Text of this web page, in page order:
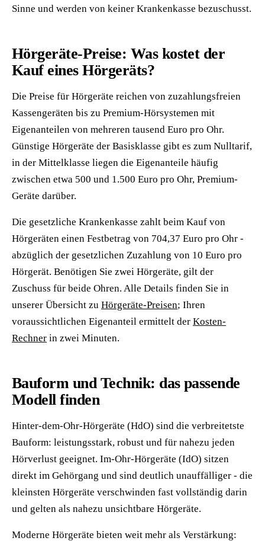
Sinne und werden von keiner Krankenkasse bezuschusst.
Hörgeräte-Preise: Was kostet der
Kauf eines Hörgeräts?
Die Preise für Hörgeräte reichen von zuzahlungsfreien
Kassengeräten bis zu Premium-Hörsystemen mit
Eigenanteilen von mehreren tausend Euro pro Ohr.
Günstige Hörgeräte der Basisklasse gibt es zum Nulltarif,
in der Mittelklasse liegen die Eigenanteile häufig
zwischen etwa 500 und 1.500 Euro pro Ohr, Premium-
Geräte darüber.
Die gesetzliche Krankenkasse zahlt beim Kauf von
Hörgeräten einen Festbetrag von 704,37 Euro pro Ohr -
abzüglich der gesetzlichen Zuzahlung von 10 Euro pro
Hörgerät. Benötigen Sie zwei Hörgeräte, gilt der
Zuschuss für beide Ohren. Alle Details finden Sie in
unserer Übersicht zu Hörgeräte-Preisen; Ihren
voraussichtlichen Eigenanteil ermittelt der Kosten-
Rechner in zwei Minuten.
Bauform und Technik: das passende
Modell finden
Hinter-dem-Ohr-Hörgeräte (HdO) sind die verbreitetste
Bauform: leistungsstark, robust und für nahezu jeden
Hörverlust geeignet. Im-Ohr-Hörgeräte (IdO) sitzen
direkt im Gehörgang und sind deutlich unauffälliger - die
kleinsten Hörgeräte verschwinden fast vollständig darin
und gelten als nahezu unsichtbare Hörgeräte.
Moderne Hörgeräte bieten weit mehr als Verstärkung: